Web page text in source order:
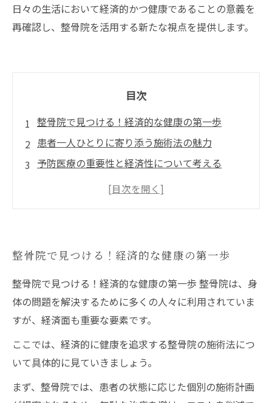
日々の生活において経済的かつ健康であることの意義を
再確認し、整骨院を活用する新たな視点を提供します。
目次
整骨院で見つける！経済的な健康の第一歩
患者一人ひとりに寄り添う施術法の魅力
予防医療の重要性と経済性について考える
無駄を省いた施術で得られるコスト削減の実践
整骨院で見つける！経済的な健康の第一歩
整骨院で見つける！経済的な健康の第一歩 整骨院は、身
体の問題を解決するために多くの人々に利用されていま
すが、経済面も重要な要素です。
ここでは、経済的に健康を追求する整骨院の施術法につ
いて具体的に見ていきましょう。
まず、整骨院では、患者の状態に応じた個別の施術計画